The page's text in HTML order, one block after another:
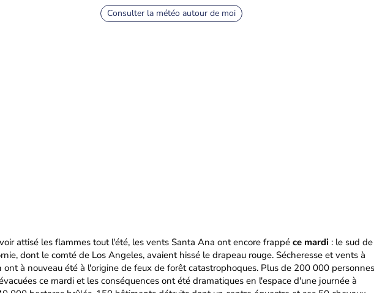
Consulter la météo autour de moi
attisé les flammes tout l'été, les vents Santa Ana ont encore frappé ce mardi : le sud de
dont le comté de Los Angeles, avaient hissé le drapeau rouge. Sécheresse et vents à
ont à nouveau été à l'origine de feux de forêt catastrophoques. Plus de 200 000 personnes
ce mardi et les conséquences ont été dramatiques en l'espace d'une journée à